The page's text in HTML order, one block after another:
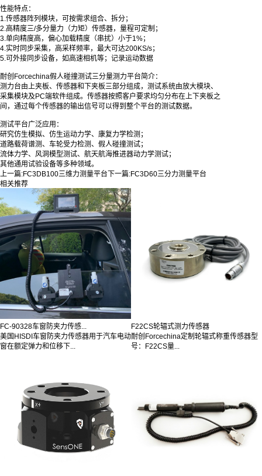
性能特点：
1.传感器阵列模块，可按需求组合、拆分；
2.高精度三/多分量力（力矩）传感器，量程可定制；
3.单向精度高，偏心加载精度（串扰）小于1%；
4.实时同步采集，高采样频率，最大可达200KS/s；
5.可外接同步设备，如高速相机等；记录运动数据
耐创Forcechina假人碰撞测试三分量测力平台简介：
测力台由上夹板、传感器和下夹板三部分组成，测试系统由放大模块、
采集模块及PC端软件组成。传感器按照客户要求均匀分布在上下夹板之
间，通过每个传感器的输出信号可以得到整个平台的测试数据。
测试平台广泛应用：
研究仿生模拟、仿生运动力学、康复力学检测；
道路载荷谱测、车轮受力检测、假人碰撞测试；
流体力学、风洞模型测试、航天航海推进器动力学测试；
其他通用试验设备等多种领域。
上一篇:FC3DB100三维力测量平台 下一篇:FC3D60三分力测量平台
相关推荐
FC-90328车窗防夹力传感...
美国HISDI车窗防夹力传感器用于汽车电动
窗在额定弹力和位移下...
F22CS轮辐式测力传感器
耐创Forcechina定制轮辐式称重传感器型
号：F22CS量...